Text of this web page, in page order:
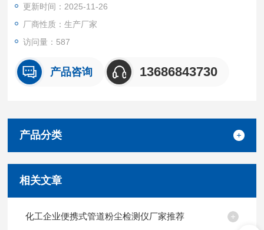
更新时间：2025-11-26
厂商性质：生产厂家
访问量：587
产品咨询 13686843730
产品分类
相关文章
化工企业便携式管道粉尘检测仪厂家推荐